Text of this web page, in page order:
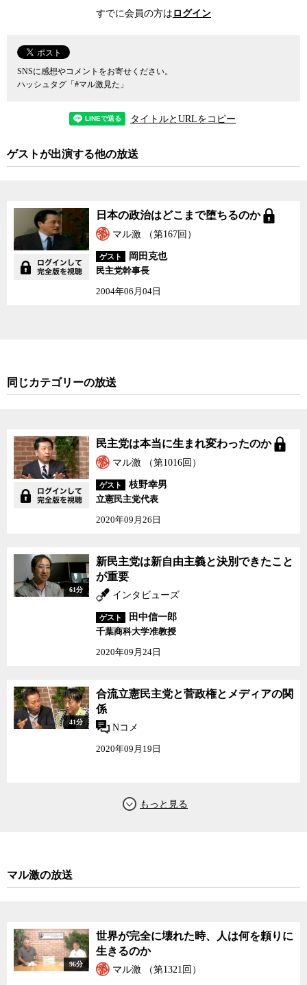
いに対して岡田氏は、民主党が「考え方の転換」をしようとしてい
ることが国民に伝わっていなかったと、説明不足があったことを率
例えば、子ども手当は義務教育と同じように「子育ては社会全体
で行う」という考えに基づいた施策であったにもかかわらず、それ
が十分に理解されていなかったために、バラマキ批判に晒され、結
念がる。そして、説明不足の原因の一端が、政府与党の一元化にこ
だわるあまり、党からの発信が止まっていたことにあるとして、党
一方、菅政権が厳しい批判に晒された尖閣諸島沖での中国漁船衝
していなかったのではないかとの認識を示した。
民主党政権の浮沈を握るキーマンの一人であり、ポスト菅の最右
翼とも目される岡田氏に、ジャーナリストの神保哲生と社会学者の
宮台真司が、民主党のこれまでとこれからを問うた。
すでに会員の方は ログイン
SNSに感想やコメントをお寄せください。
ハッシュタグ「#マル激見た」
タイトルとURLをコピー
ゲストが出演する他の放送
日本の政治はどこまで堕
ちるのか
日本の政治はどこまで堕ちるのか
マル激 （第167回）
ゲスト
岡田克也
民主党幹事長
2004年06月04日
同じカテゴリーの放送
民主党は本当に生まれ変わったのか
マル激 （第1016回）
ゲスト
枝野幸男
立憲民主党代表
2020年09月26日
61分
新民主党は新自由主義と決別できたこと
が重要
インタビューズ
ゲスト
田中信一郎
千葉商科大学准教授
2020年09月24日
41分
合流立憲民主党と菅政権とメディアの関
係
Nコメ
2020年09月19日
マル激の放送
96分
世界が完全に壊れた時、人は何を頼りに
生きるのか
マル激 （第1321回）